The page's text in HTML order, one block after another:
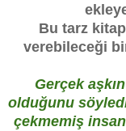
Bu tarz
verebileceği
Gerçek
olduğunu
çekmemiş